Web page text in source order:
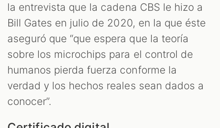
la entrevista que la cadena CBS le hizo a
Bill Gates en julio de 2020, en la que éste
aseguró que “que espera que la teoría
sobre los microchips para el control de
humanos pierda fuerza conforme la
verdad y los hechos reales sean dados a
conocer”.